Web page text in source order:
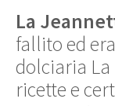
La
fallito ed
dolciaria
ricette e